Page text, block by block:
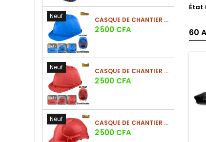
Neuf CASQUE DE CHANTIER BLEU EN PE 380G
Prix
2 500 CFA
Neuf CASQUE DE CHANTIER ROUGE EN PE 380G
Prix
2 500 CFA
Neuf CASQUE DE CHANTIER ROUGE EN PE 330G - NOUVEAU MODÈLE
Prix
2 500 CFA
État
60